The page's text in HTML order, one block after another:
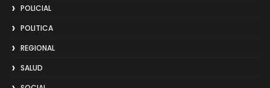
POLICIAL
POLITICA
REGIONAL
SALUD